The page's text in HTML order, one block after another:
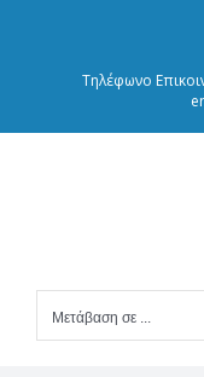
Τηλέφωνο
Μετάβαση σε ...